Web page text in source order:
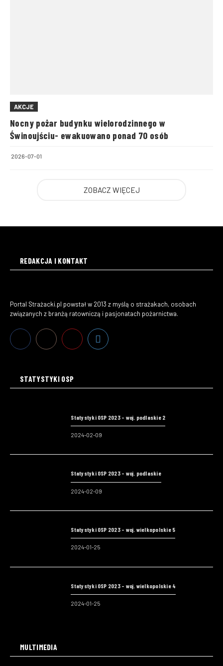
AKCJE
Nocny pożar budynku wielorodzinnego w
Świnoujściu- ewakuowano ponad 70 osób
2026-07-01
ZOBACZ WIĘCEJ
REDAKCJA I KONTAKT
Portal Strażacki.pl powstał w 2013 z myślą o strażakach, osobach
związanych z branżą ratowniczą i pasjonatach pożarnictwa.
STATYSTYKI OSP
Statystyki OSP 2023 – woj. podlaskie 2
2024-02-09
Statystyki OSP 2023 – woj. podlaskie
2024-02-09
Statystyki OSP 2023 – woj. wielkopolskie 5
2024-01-25
Statystyki OSP 2023 – woj. wielkopolskie 4
2024-01-25
MULTIMEDIA